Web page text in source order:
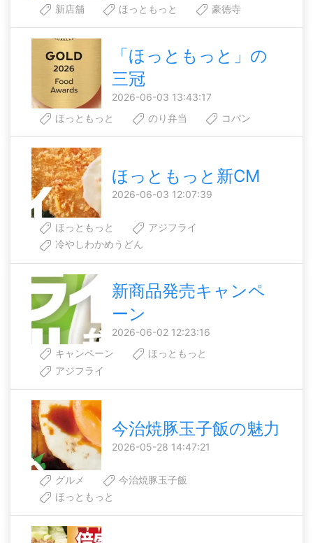
新店舗 ほっともっと 豪徳寺
「ほっともっと」の
三冠
2026-06-03 13:43:17
ほっともっと
のり弁当 コパン
ほっともっと新CM
2026-06-03 12:07:39
ほっともっと
アジフライ
冷やしわかめうどん
新商品発売キャンペ
ーン
2026-06-02 12:23:16
キャンペーン
ほっともっと
アジフライ
今治焼豚玉子飯の魅力
2026-05-28 14:47:21
グルメ
今治焼豚玉子飯
ほっともっと